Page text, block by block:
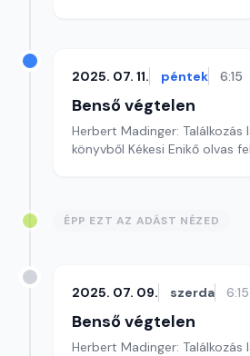
2025. 07. 11. péntek 6:15
Benső végtelen
Herbert Madinger: Találkozás
könyvből Kékesi Enikő olvas
ÉPP EZT AZ ADÁST NÉZED
2025. 07. 09. szerda 6:15
Benső végtelen
Herbert Madinger: Találkozás